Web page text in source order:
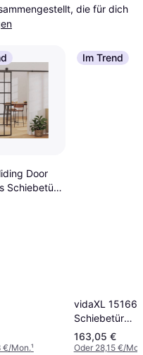
die für dich
Door
Schiebetür
€/Mon.¹
Im Trend
vidaXL 151666
Schiebetür
(76x205cm)
163,05 €
Oder 28,15 €/